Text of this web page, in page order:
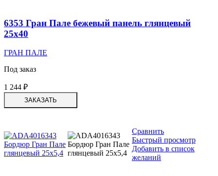
6353 Гран Пале бежевый панель глянцевый
25х40
ГРАН ПАЛЕ
Под заказ
1 244 ₽
ЗАКАЗАТЬ
Сравнить
Быстрый просмотр
Добавить в список
желаний